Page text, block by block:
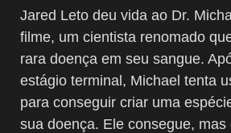
Jared Leto deu vida ao Dr.
filme, um cientista renomado
rara doença em seu sangue.
estágio terminal, Michael tenta
para conseguir criar uma
sua doença. Ele consegue, mas